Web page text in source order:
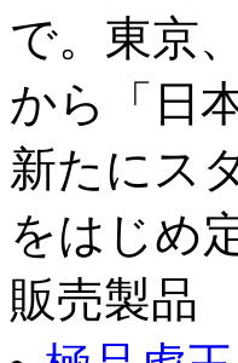
で。東京
から「日
新たにス
をはじめ
販売製品